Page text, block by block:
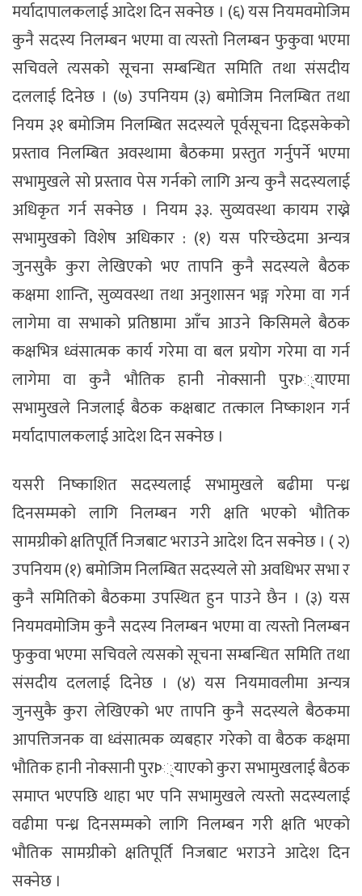
मर्यादापालकलाई आदेश दिन सक्नेछ । (६) यस नियमवमोजिम
कुनै सदस्य निलम्बन भएमा वा त्यस्तो निलम्बन फुकुवा भएमा
सचिवले त्यसको सूचना सम्बन्धित समिति तथा संसदीय
दललाई दिनेछ । (७) उपनियम (३) बमोजिम निलम्बित तथा
नियम ३१ बमोजिम निलम्बित सदस्यले पूर्वसूचना दिइसकेको
प्रस्ताव निलम्बित अवस्थामा बैठकमा प्रस्तुत गर्नुपर्ने भएमा
सभामुखले सो प्रस्ताव पेस गर्नको लागि अन्य कुनै सदस्यलाई
अधिकृत गर्न सक्नेछ । नियम ३३. सुव्यवस्था कायम राख्ने
सभामुखको विशेष अधिकार : (१) यस परिच्छेदमा अन्यत्र
जुनसुकै कुरा लेखिएको भए तापनि कुनै सदस्यले बैठक
कक्षमा शान्ति, सुव्यवस्था तथा अनुशासन भङ्ग गरेमा वा गर्न
लागेमा वा सभाको प्रतिष्ठामा आँच आउने किसिमले बैठक
कक्षभित्र ध्वंसात्मक कार्य गरेमा वा बल प्रयोग गरेमा वा गर्न
लागेमा वा कुनै भौतिक हानी नोक्सानी पुरÞ्याएमा
सभामुखले निजलाई बैठक कक्षबाट तत्काल निष्काशन गर्न
मर्यादापालकलाई आदेश दिन सक्नेछ ।
यसरी निष्काशित सदस्यलाई सभामुखले बढीमा पन्ध्र
दिनसम्मको लागि निलम्बन गरी क्षति भएको भौतिक
सामग्रीको क्षतिपूर्ति निजबाट भराउने आदेश दिन सक्नेछ । ( २)
उपनियम (१) बमोजिम निलम्बित सदस्यले सो अवधिभर सभा र
कुनै समितिको बैठकमा उपस्थित हुन पाउने छैन । (३) यस
नियमवमोजिम कुनै सदस्य निलम्बन भएमा वा त्यस्तो निलम्बन
फुकुवा भएमा सचिवले त्यसको सूचना सम्बन्धित समिति तथा
संसदीय दललाई दिनेछ । (४) यस नियमावलीमा अन्यत्र
जुनसुकै कुरा लेखिएको भए तापनि कुनै सदस्यले बैठकमा
आपत्तिजनक वा ध्वंसात्मक व्यबहार गरेको वा बैठक कक्षमा
भौतिक हानी नोक्सानी पुरÞ्याएको कुरा सभामुखलाई बैठक
समाप्त भएपछि थाहा भए पनि सभामुखले त्यस्तो सदस्यलाई
वढीमा पन्ध्र दिनसम्मको लागि निलम्बन गरी क्षति भएको
भौतिक सामग्रीको क्षतिपूर्ति निजबाट भराउने आदेश दिन
सक्नेछ ।